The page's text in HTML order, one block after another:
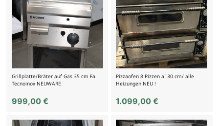
Grillplatte/Bräter auf Gas 35 cm Fa.
Tecnoinox NEUWARE
999,00 €
Pizzaofen 8 Pizzen a´ 30 cm/ alle
Heizungen NEU !
1.099,00€